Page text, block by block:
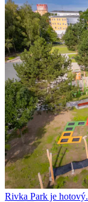
Rivka Park je